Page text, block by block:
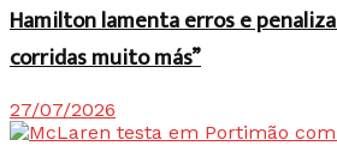
Hamilton lamenta erros e
corridas muito más”
27/07/2026